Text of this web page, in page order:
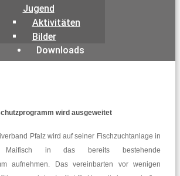
Jugend
Aktivitäten
Bilder
Downloads
wird ausgeweitet
Pfalz wird auf seiner Fischzuchtanlage in
Maifisch in das bereits bestehende
aufnehmen. Das vereinbarten vor wenigen